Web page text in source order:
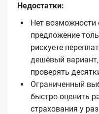
Недостатки:
Нет
предложение
рискуете
дешёвый
проверять
Ограниченный
быстро оценить
страхования у